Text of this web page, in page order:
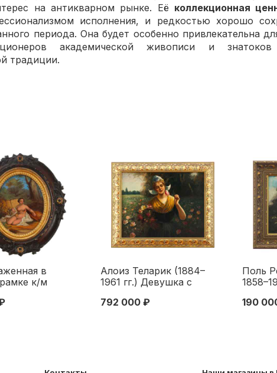
на антикварном рынке. Её коллекционная
исполнения, и редкостью хорошо
периода. Она будет особенно привлекательна
академической живописи и знатоков
традиции.
в
к/м
см. Европа
Алоиз Теларик (1884–
1961 гг.) Девушка с
гг. 63x80 см. Австрия
792 000 ₽
Поль
190